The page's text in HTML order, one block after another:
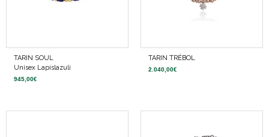
TARIN SOUL
Unisex Lapislazuli
945,00€
TARIN TRÉBOL
2.040,00€